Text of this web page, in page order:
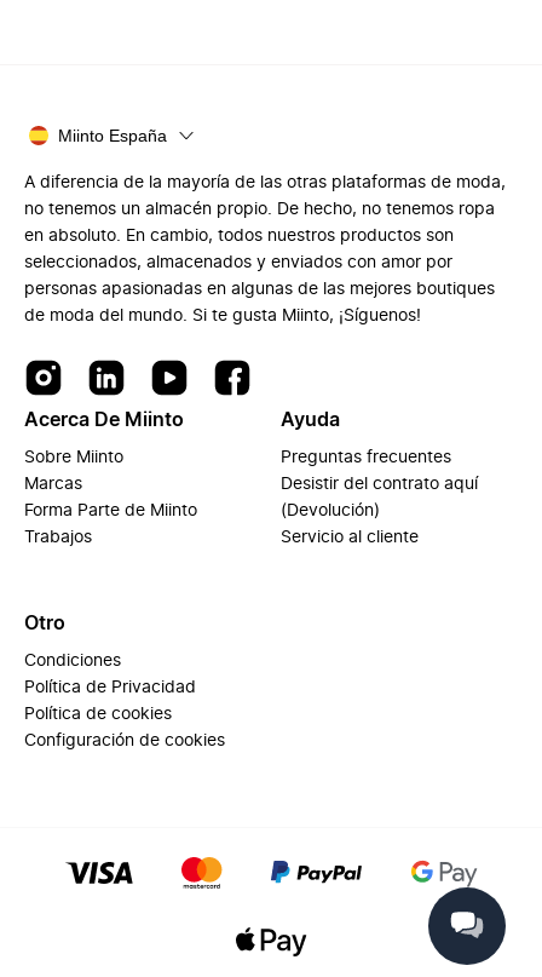
Miinto España
A diferencia de la mayoría de las otras plataformas de moda,
no tenemos un almacén propio. De hecho, no tenemos ropa
en absoluto. En cambio, todos nuestros productos son
seleccionados, almacenados y enviados con amor por
personas apasionadas en algunas de las mejores boutiques
de moda del mundo. Si te gusta Miinto, ¡Síguenos!
Acerca De Miinto
Sobre Miinto
Marcas
Forma Parte de Miinto
Trabajos
Ayuda
Preguntas frecuentes
Desistir del contrato aquí
(Devolución)
Servicio al cliente
Otro
Condiciones
Política de Privacidad
Política de cookies
Configuración de cookies